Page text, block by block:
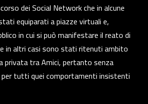
dei Social Network che in alcune
equiparati a piazze virtuali e,
in cui si può manifestare il reato di
in altri casi sono stati ritenuti ambito
privata tra Amici, pertanto senza
tutti quei comportamenti insistenti